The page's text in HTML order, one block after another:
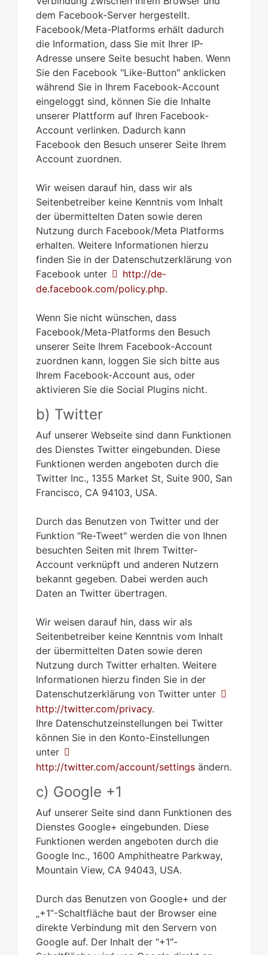
dem Facebook-Server hergestellt.
Facebook/Meta-Platforms erhält dadurch
die Information, dass Sie mit Ihrer IP-
Adresse unsere Seite besucht haben. Wenn
Sie den Facebook "Like-Button" anklicken
während Sie in Ihrem Facebook-Account
eingeloggt sind, können Sie die Inhalte
unserer Plattform auf Ihren Facebook-
Account verlinken. Dadurch kann
Facebook den Besuch unserer Seite Ihrem
Account zuordnen.
Wir weisen darauf hin, dass wir als
Seitenbetreiber keine Kenntnis vom Inhalt
der übermittelten Daten sowie deren
Nutzung durch Facebook/Meta Platforms
erhalten. Weitere Informationen hierzu
finden Sie in der Datenschutzerklärung von
Facebook unter
http://de-
de.facebook.com/policy.php.
Wenn Sie nicht wünschen, dass
Facebook/Meta-Platforms den Besuch
unserer Seite Ihrem Facebook-Account
zuordnen kann, loggen Sie sich bitte aus
Ihrem Facebook-Account aus, oder
aktivieren Sie die Social Plugins nicht.
b) Twitter
Auf unserer Webseite sind dann Funktionen
des Dienstes Twitter eingebunden. Diese
Funktionen werden angeboten durch die
Twitter Inc., 1355 Market St, Suite 900, San
Francisco, CA 94103, USA.
Durch das Benutzen von Twitter und der
Funktion "Re-Tweet" werden die von Ihnen
besuchten Seiten mit Ihrem Twitter-
Account verknüpft und anderen Nutzern
bekannt gegeben. Dabei werden auch
Daten an Twitter übertragen.
Wir weisen darauf hin, dass wir als
Seitenbetreiber keine Kenntnis vom Inhalt
der übermittelten Daten sowie deren
Nutzung durch Twitter erhalten. Weitere
Informationen hierzu finden Sie in der
Datenschutzerklärung von Twitter unter
http://twitter.com/privacy.
Ihre Datenschutzeinstellungen bei Twitter
können Sie in den Konto-Einstellungen
unter
http://twitter.com/account/settings ändern.
c) Google +1
Auf unserer Seite sind dann Funktionen des
Dienstes Google+ eingebunden. Diese
Funktionen werden angeboten durch die
Google Inc., 1600 Amphitheatre Parkway,
Mountain View, CA 94043, USA.
Durch das Benutzen von Google+ und der
„+1“-Schaltfläche baut der Browser eine
direkte Verbindung mit den Servern von
Google auf. Der Inhalt der “+1″-